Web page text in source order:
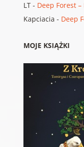
LT- Deep Forest
Kapciacia - Deep
MOJE KSIĄŻKI